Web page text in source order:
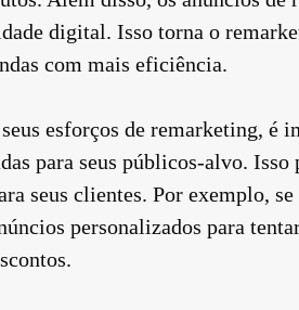
digital. Isso torna o
com mais eficiência.
esforços de remarketing, é
para seus públicos-alvo.
seus clientes. Por exemplo,
personalizados para